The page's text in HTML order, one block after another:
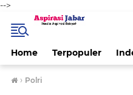
-->
Home Terpopuler
› Polri